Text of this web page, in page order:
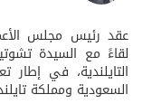
عقد رئيس مجلس
لقاءً مع السيدة
التايلندية، في إطار
السعودية ومملكة